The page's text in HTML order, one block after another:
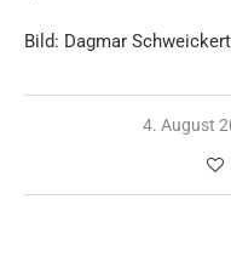
Bild: Dagmar
4. August